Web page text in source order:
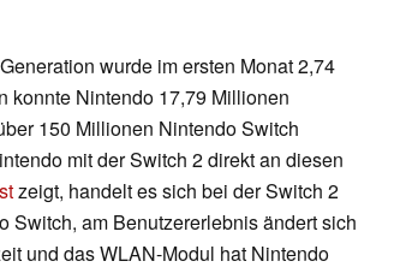
wurde im ersten Monat 2,74
konnte Nintendo 17,79 Millionen
150 Millionen Nintendo Switch
mit der Switch 2 direkt an diesen
zeigt, handelt es sich bei der Switch 2
Switch, am Benutzererlebnis ändert sich
und das WLAN-Modul hat Nintendo